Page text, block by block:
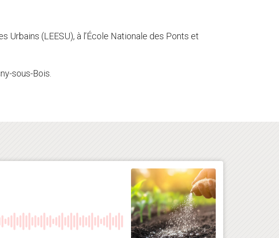
Urbains (LEESU), à l’École Nationale des Ponts et
sous-Bois.